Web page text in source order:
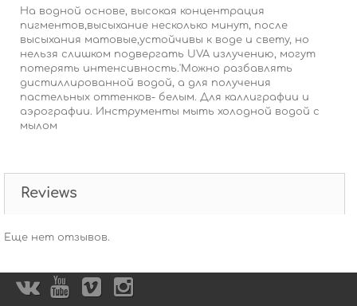
На водной основе, высокая концентрация
пигментов,высыхание несколько минут, после
высыхания матовые,устойчивы к воде и свету, но
нельзя слишком подвергать UVA излучению, могут
потерять интенсивность.'Можно разбавлять
дистиллированной водой, а для получения
пастельных оттенков- белым. Для каллиграфии и
аэрографии. Инструменты мыть холодной водой с
мылом
Reviews
Еще нет отзывов.